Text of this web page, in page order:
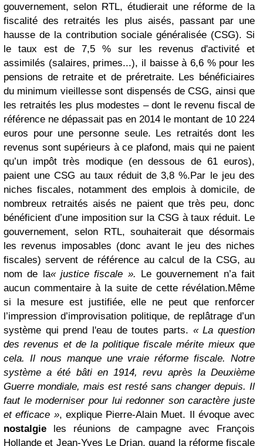
gouvernement, selon RTL, étudierait une réforme de la
fiscalité des retraités les plus aisés, passant par une
hausse de la contribution sociale généralisée (CSG). Si
le taux est de 7,5 % sur les revenus d'activité et
assimilés (salaires, primes...), il baisse à 6,6 % pour les
pensions de retraite et de préretraite. Les bénéficiaires
du minimum vieillesse sont dispensés de CSG, ainsi que
les retraités les plus modestes – dont le revenu fiscal de
référence ne dépassait pas en 2014 le montant de 10 224
euros pour une personne seule. Les retraités dont les
revenus sont supérieurs à ce plafond, mais qui ne paient
qu’un impôt très modique (en dessous de 61 euros),
paient une CSG au taux réduit de 3,8 %.Par le jeu des
niches fiscales, notamment des emplois à domicile, de
nombreux retraités aisés ne paient que très peu, donc
bénéficient d’une imposition sur la CSG à taux réduit. Le
gouvernement, selon RTL, souhaiterait que désormais
les revenus imposables (donc avant le jeu des niches
fiscales) servent de référence au calcul de la CSG, au
nom de la« justice fiscale ». Le gouvernement n’a fait
aucun commentaire à la suite de cette révélation.Même
si la mesure est justifiée, elle ne peut que renforcer
l’impression d’improvisation politique, de replâtrage d’un
système qui prend l'eau de toutes parts. « La question
des revenus et de la politique fiscale mérite mieux que
cela. Il nous manque une vraie réforme fiscale. Notre
système a été bâti en 1914, revu après la Deuxième
Guerre mondiale, mais est resté sans changer depuis. Il
faut le moderniser pour lui redonner son caractère juste
et efficace », explique Pierre-Alain Muet. Il évoque avec
nostalgie les réunions de campagne avec François
Hollande et Jean-Yves Le Drian, quand la réforme fiscale